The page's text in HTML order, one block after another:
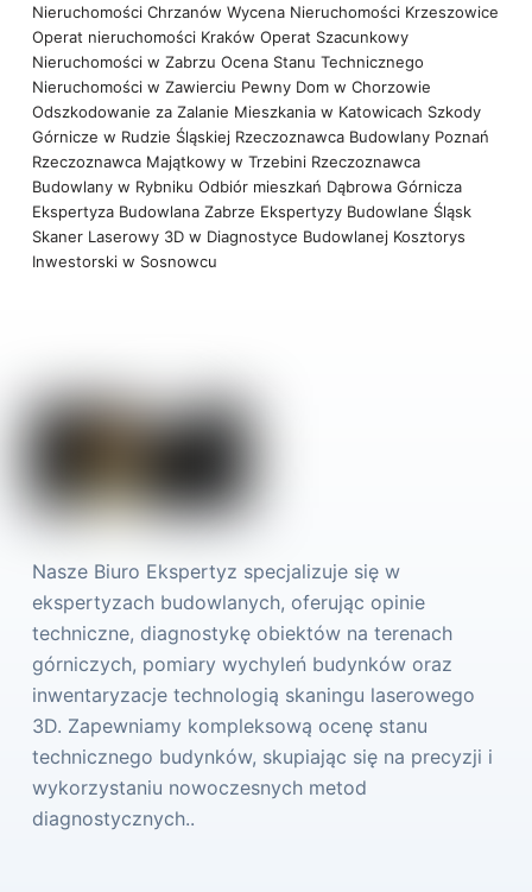
Nieruchomości Chrzanów Wycena Nieruchomości Krzeszowice
Operat nieruchomości Kraków Operat Szacunkowy
Nieruchomości w Zabrzu Ocena Stanu Technicznego
Nieruchomości w Zawierciu Pewny Dom w Chorzowie
Odszkodowanie za Zalanie Mieszkania w Katowicach Szkody
Górnicze w Rudzie Śląskiej Rzeczoznawca Budowlany Poznań
Rzeczoznawca Majątkowy w Trzebini Rzeczoznawca
Budowlany w Rybniku Odbiór mieszkań Dąbrowa Górnicza
Ekspertyza Budowlana Zabrze Ekspertyzy Budowlane Śląsk
Skaner Laserowy 3D w Diagnostyce Budowlanej Kosztorys
Inwestorski w Sosnowcu
Nasze Biuro Ekspertyz specjalizuje się w
ekspertyzach budowlanych, oferując opinie
techniczne, diagnostykę obiektów na terenach
górniczych, pomiary wychyleń budynków oraz
inwentaryzacje technologią skaningu laserowego
3D. Zapewniamy kompleksową ocenę stanu
technicznego budynków, skupiając się na precyzji i
wykorzystaniu nowoczesnych metod
diagnostycznych..